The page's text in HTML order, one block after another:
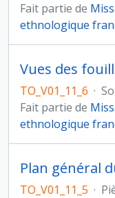
Fait partie de
ethnologique
Vues des
TO_V01_11_6 ·
Fait partie de
ethnologique
Plan général
TO_V01_11_5 ·